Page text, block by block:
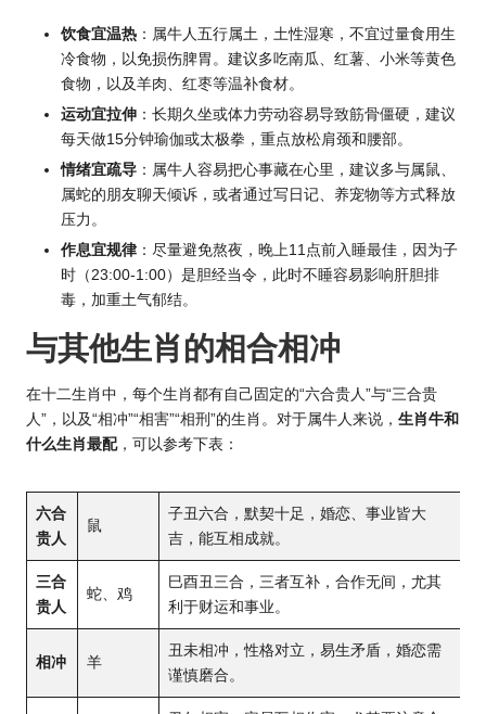
饮食宜温热 ：属牛人五行属土，土性湿寒，不宜过量食用生
冷食物，以免损伤脾胃。建议多吃南瓜、红薯、小米等黄色
食物，以及羊肉、红枣等温补食材。
运动宜拉伸 ：长期久坐或体力劳动容易导致筋骨僵硬，建议
每天做15分钟瑜伽或太极拳，重点放松肩颈和腰部。
情绪宜疏导 ：属牛人容易把心事藏在心里，建议多与属鼠、
属蛇的朋友聊天倾诉，或者通过写日记、养宠物等方式释放
压力。
作息宜规律：尽量避免熬夜，晚上11点前入睡最佳，因为子
时（23:00-1:00）是胆经当令，此时不睡容易影响肝胆排
毒，加重土气郁结。
与其他生肖的相合相冲
在十二生肖中，每个生肖都有自己固定的“六合贵人”与“三合贵
人”，以及“相冲”“相害”“相刑”的生肖。对于属牛人来说， 生肖牛和
什么生肖最配，可以参考下表：
六合
贵人
鼠
子丑六合，默契十足，婚恋、事业皆大
吉，能互相成就。
三合
贵人
蛇、鸡
巳酉丑三合，三者互补，合作无间，尤其
利于财运和事业。
相冲 羊
丑未相冲，性格对立，易生矛盾，婚恋需
谨慎磨合。